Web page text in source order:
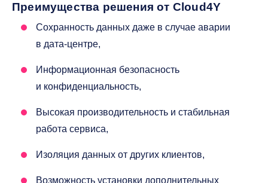
Преимущества решения от Cloud4Y
Сохранность данных даже в случае аварии
в дата-центре,
Информационная безопасность
и конфиденциальность,
Высокая производительность и стабильная
работа сервиса,
Изоляция данных от других клиентов,
Возможность установки дополнительных